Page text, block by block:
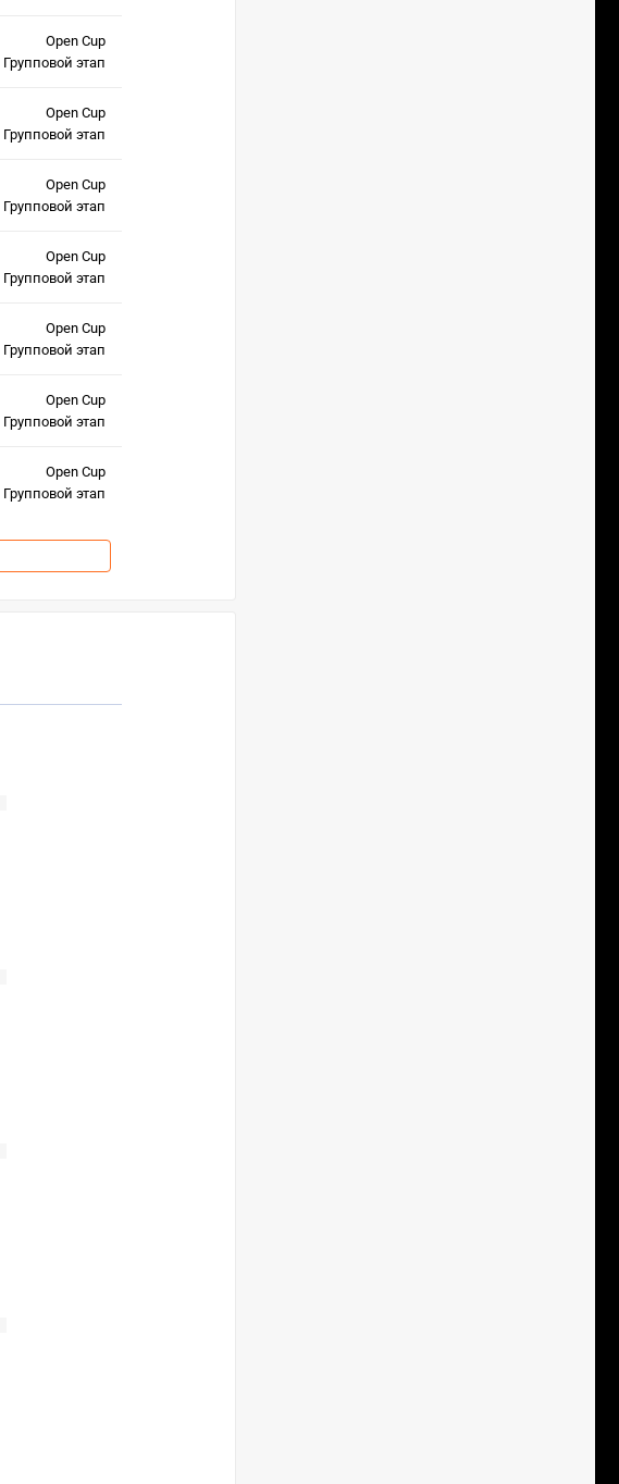
Open Cup
Групповой этап
Open Cup
Групповой этап
Open Cup
Групповой этап
Open Cup
Групповой этап
Open Cup
Групповой этап
Open Cup
Групповой этап
Open Cup
Групповой этап